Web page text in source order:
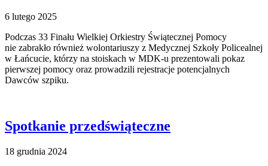
6 lutego 2025
Podczas 33 Finału Wielkiej Orkiestry Świątecznej Pomocy
nie zabrakło również wolontariuszy z Medycznej Szkoły Policealnej
w Łańcucie, którzy na stoiskach w MDK-u prezentowali pokaz
pierwszej pomocy oraz prowadzili rejestracje potencjalnych
Dawców szpiku.
Spotkanie przedświąteczne
18 grudnia 2024